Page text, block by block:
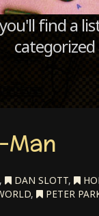
find a
categorized
Man
, DAN SLOTT,
, PETER